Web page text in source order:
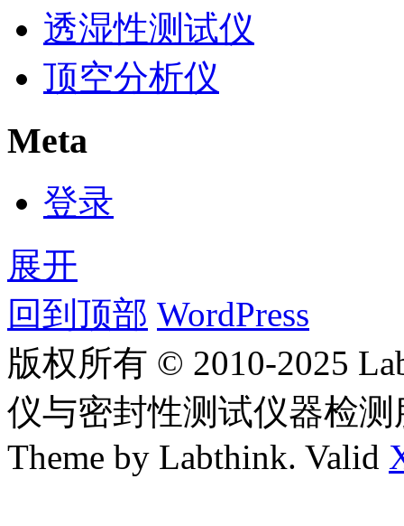
透湿性测试仪
顶空分析仪
Meta
登录
展开
回到顶部 WordPress
版权所有 © 2010-2025
仪与密封性测试仪器检
Theme by Labthink. Valid